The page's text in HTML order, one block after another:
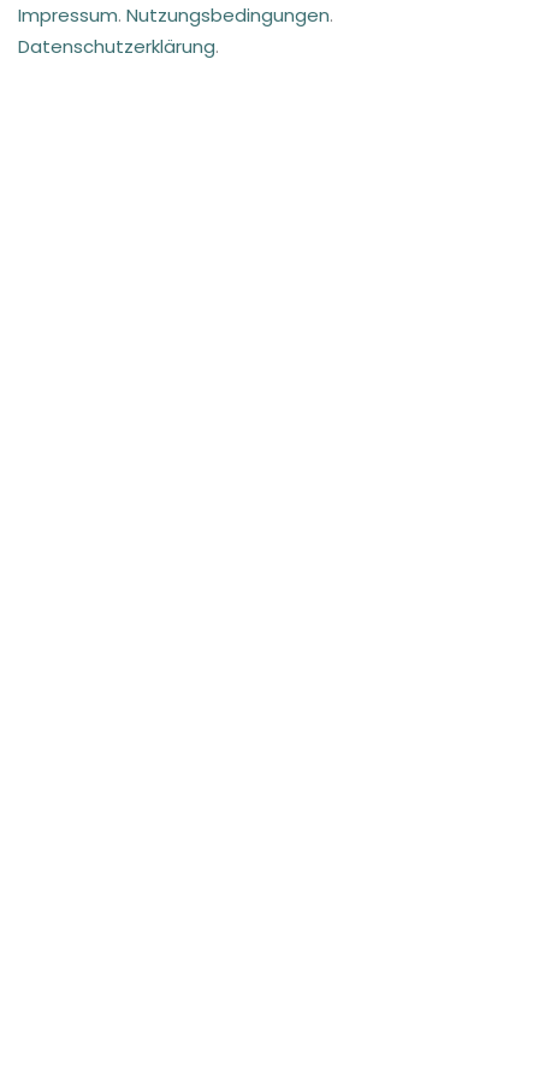
Impressum. Nutzungsbedingungen.
Datenschutzerklärung.